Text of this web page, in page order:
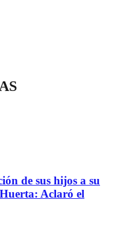
de sus hijos a su
Aclaró el